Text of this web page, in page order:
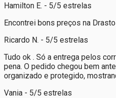
Hamilton E. - 5/5 estrelas
Encontrei bons preços na
Ricardo N. - 5/5 estrelas
Tudo ok . Só a entrega pelos
pena. O pedido chegou bem
organizado e protegido,
Vania - 5/5 estrelas